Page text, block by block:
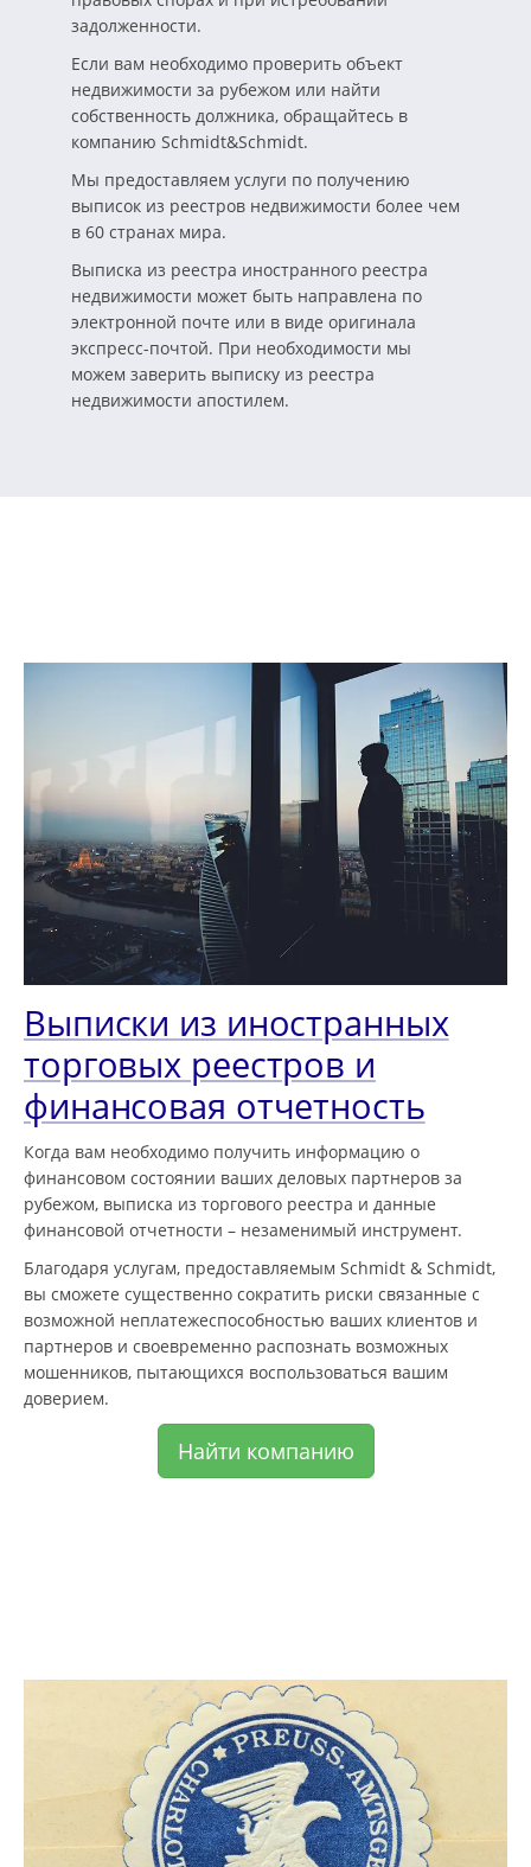
задолженности.
Если вам необходимо проверить объект
недвижимости за рубежом или найти
собственность должника, обращайтесь в
компанию Schmidt&Schmidt.
Мы предоставляем услуги по получению
выписок из реестров недвижимости более чем
в 60 странах мира.
Выписка из реестра иностранного реестра
недвижимости может быть направлена по
электронной почте или в виде оригинала
экспресс-почтой. При необходимости мы
можем заверить выписку из реестра
недвижимости апостилем.
Выписки из иностранных
торговых реестров и
финансовая отчетность
Когда вам необходимо получить информацию о
финансовом состоянии ваших деловых партнеров за
рубежом, выписка из торгового реестра и данные
финансовой отчетности – незаменимый инструмент.
Благодаря услугам, предоставляемым Schmidt & Schmidt,
вы сможете существенно сократить риски связанные с
возможной неплатежеспособностью ваших клиентов и
партнеров и своевременно распознать возможных
мошенников, пытающихся воспользоваться вашим
доверием.
Найти компанию